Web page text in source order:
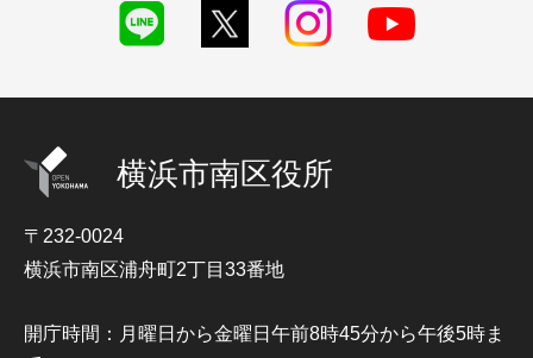
横浜市南区役所
〒232-0024
横浜市南区浦舟町2丁目33番地
開庁時間：月曜日から金曜日午前8時45分から午後5時ま